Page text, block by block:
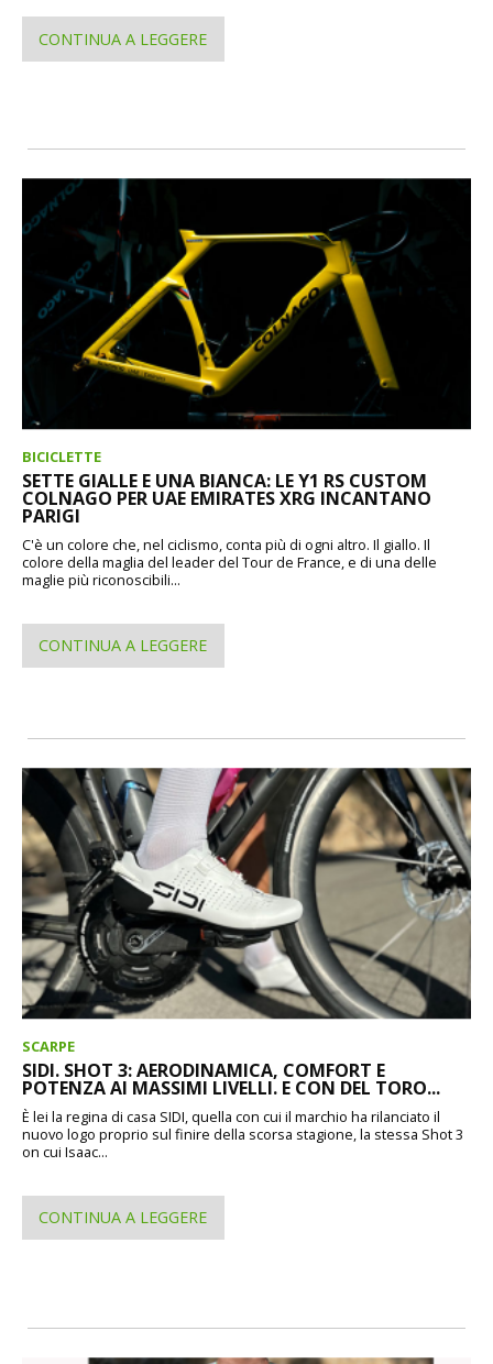
CONTINUA A LEGGERE
BICICLETTE
SETTE GIALLE E UNA BIANCA: LE Y1 RS CUSTOM
COLNAGO PER UAE EMIRATES XRG INCANTANO
PARIGI
C'è un colore che, nel ciclismo, conta più di ogni altro. Il giallo. Il
colore della maglia del leader del Tour de France, e di una delle
maglie più riconoscibili...
CONTINUA A LEGGERE
SCARPE
SIDI. SHOT 3: AERODINAMICA, COMFORT E
POTENZA AI MASSIMI LIVELLI. E CON DEL TORO...
È lei la regina di casa SIDI, quella con cui il marchio ha rilanciato il
nuovo logo proprio sul finire della scorsa stagione, la stessa Shot 3
on cui Isaac...
CONTINUA A LEGGERE